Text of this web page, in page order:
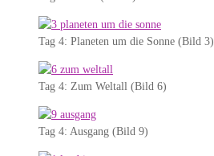
Tag 4: Planeten um die Sonne (Bild 3)
Tag 4: Zum Weltall (Bild 6)
Tag 4: Ausgang (Bild 9)